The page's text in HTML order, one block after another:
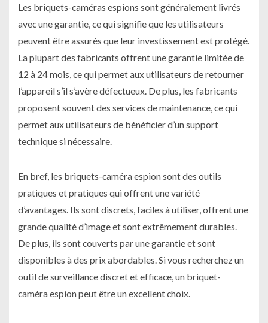
Les briquets-caméras espions sont généralement livrés
avec une garantie, ce qui signifie que les utilisateurs
peuvent être assurés que leur investissement est protégé.
La plupart des fabricants offrent une garantie limitée de
12 à 24 mois, ce qui permet aux utilisateurs de retourner
l’appareil s’il s’avère défectueux. De plus, les fabricants
proposent souvent des services de maintenance, ce qui
permet aux utilisateurs de bénéficier d’un support
technique si nécessaire.
En bref, les briquets-caméra espion sont des outils
pratiques et pratiques qui offrent une variété
d’avantages. Ils sont discrets, faciles à utiliser, offrent une
grande qualité d’image et sont extrêmement durables.
De plus, ils sont couverts par une garantie et sont
disponibles à des prix abordables. Si vous recherchez un
outil de surveillance discret et efficace, un briquet-
caméra espion peut être un excellent choix.